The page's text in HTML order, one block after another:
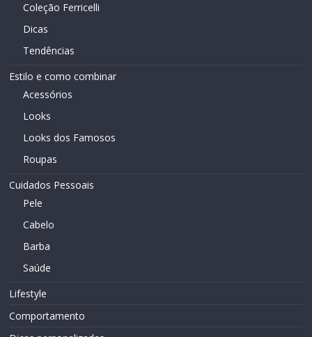
Coleção Ferricelli
Dicas
Tendências
Estilo e como combinar
Acessórios
Looks
Looks dos Famosos
Roupas
Cuidados Pessoais
Pele
Cabelo
Barba
Saúde
Lifestyle
Comportamento